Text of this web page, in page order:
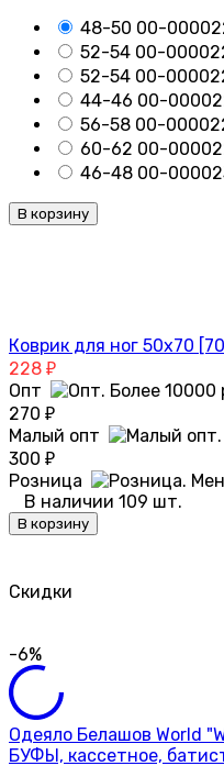
48-50 00-
52-54 00-
52-54 00-
44-46 00-
56-58 00-
60-62 00-
46-48 00-
В корзину
Коврик для ног 50х70
228 ₽
Опт
270 ₽
Малый опт
300 ₽
Розница
В наличии 109 шт.
В корзину
Скидки
-6%
Одеяло Белашов World
БУФЫ, кассетное,